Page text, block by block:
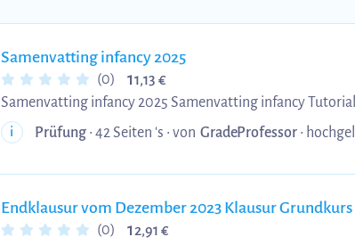
Samenvatting infancy 2025
(0) 11,13 €
Samenvatting infancy 2025 Samenvatting infancy Tutorial 1 - De oorsprong van kennis: Darwin en Piaget De
eerste tutorial uit het document behandelt het ontstaan van het
ontwikkeling van kinderen, met bijzondere aandacht voor het werk van Charles Darwin en
i Prüfung• 42 Seiten 's • von GradeProfessor•
Endklausur vom Dezember 2023 Klausur
(0) 12,91 €